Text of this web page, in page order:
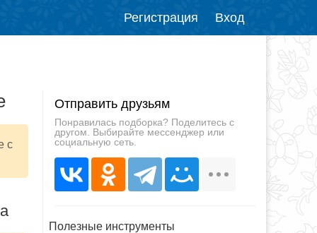
Регистрация Вход
с
Отправить друзьям
Понравилась подборка? Поделитесь с
другом. Выбирайте мессенджер или
социальную сеть.
Полезные инструменты